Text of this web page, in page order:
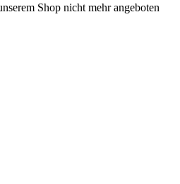
Shop nicht mehr angeboten